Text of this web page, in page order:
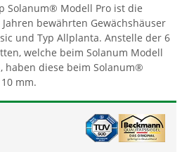
Solanum® Modell Pro ist die
bewährten Gewächshäuser
und Typ Allplanta. Anstelle der 6
welche beim Solanum Modell
haben diese beim Solanum®
mm.